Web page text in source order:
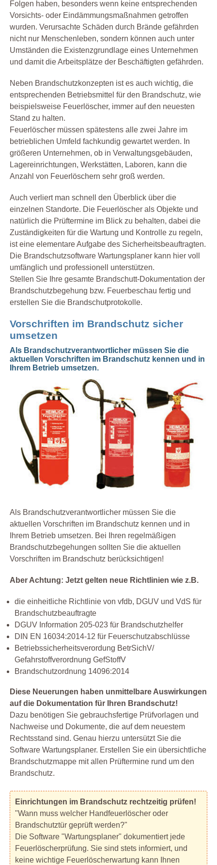
Folgen haben, besonders wenn keine entsprechenden
Vorsichts- oder Eindämmungsmaßnahmen getroffen
wurden. Verursachte Schäden durch Brände gefährden
nicht nur Menschenleben, sondern können auch unter
Umständen die Existenzgrundlage eines Unternehmen
und damit die Arbeitsplätze der Beschäftigten gefährden.
Neben Brandschutzkonzepten ist es auch wichtig, die
entsprechenden Betriebsmittel für den Brandschutz, wie
beispielsweise Feuerlöscher, immer auf den neuesten
Stand zu halten.
Feuerlöscher müssen spätestens alle zwei Jahre im
betrieblichen Umfeld fachkundig gewartet werden. In
größeren Unternehmen, ob in Verwaltungsgebäuden,
Lagereinrichtungen, Werkstätten, Laboren, kann die
Anzahl von Feuerlöschern sehr groß werden.
Auch verliert man schnell den Überblick über die
einzelnen Standorte. Die Feuerlöscher als Objekte und
natürlich die Prüftermine im Blick zu behalten, dabei die
Zuständigkeiten für die Wartung und Kontrolle zu regeln,
ist eine elementare Aufgabe des Sicherheitsbeauftragten.
Die Brandschutzsoftware Wartungsplaner kann hier voll
umfänglich und professionell unterstützen.
Stellen Sie Ihre gesamte Brandschutt-Dokumentation der
Brandschutzbegehung bzw. Feuerbeschau fertig und
erstellen Sie die Brandschutprotokolle.
Vorschriften im Brandschutz sicher
umsetzen
Als Brandschutzverantwortlicher müssen Sie die
aktuellen Vorschriften im Brandschutz kennen und in
Ihrem Betrieb umsetzen.
Als Brandschutzverantwortlicher müssen Sie die
aktuellen Vorschriften im Brandschutz kennen und in
Ihrem Betrieb umsetzen. Bei Ihren regelmäßigen
Brandschutzbegehungen sollten Sie die aktuellen
Vorschriften im Brandschutz berücksichtigen!
Aber Achtung: Jetzt gelten neue Richtlinien wie z.B.
die einheitliche Richtlinie von vfdb, DGUV und VdS für
Brandschutzbeauftragte
DGUV Information 205-023 für Brandschutzhelfer
DIN EN 16034:2014-12 für Feuerschutzabschlüsse
Betriebssicherheitsverordung BetrSichV/
Gefahrstoffverordnung GefStoffV
Brandschutzordnung 14096:2014
Diese Neuerungen haben unmittelbare Auswirkungen
auf die Dokumentation für Ihren Brandschutz!
Dazu benötigen Sie gebrauchsfertige Prüfvorlagen und
Nachweise und Dokumente, die auf dem neuestem
Rechtsstand sind. Genau hierzu untersützt Sie die
Software Wartungsplaner. Erstellen Sie ein übersichtliche
Brandschutzmappe mit allen Prüftermine rund um den
Brandschutz.
Einrichtungen im Brandschutz rechtzeitig prüfen!
"Wann muss welcher Handfeuerlöscher oder
Brandschutztür geprüft werden?"
Die Software "Wartungsplaner" dokumentiert jede
Feuerlöscherprüfung. Sie sind stets informiert, und
keine wichtige Feuerlöscherwartung kann Ihnen